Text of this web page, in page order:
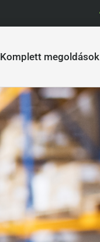
Komplett megoldások